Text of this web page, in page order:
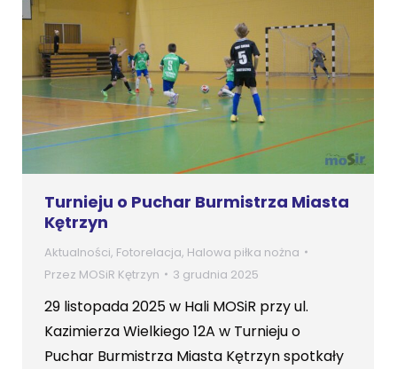
Turnieju o Puchar Burmistrza Miasta
Kętrzyn
Aktualności, Fotorelacja, Halowa piłka nożna
Przez MOSiR Kętrzyn 3 grudnia 2025
29 listopada 2025 w Hali MOSiR przy ul.
Kazimierza Wielkiego 12A w Turnieju o
Puchar Burmistrza Miasta Kętrzyn spotkały